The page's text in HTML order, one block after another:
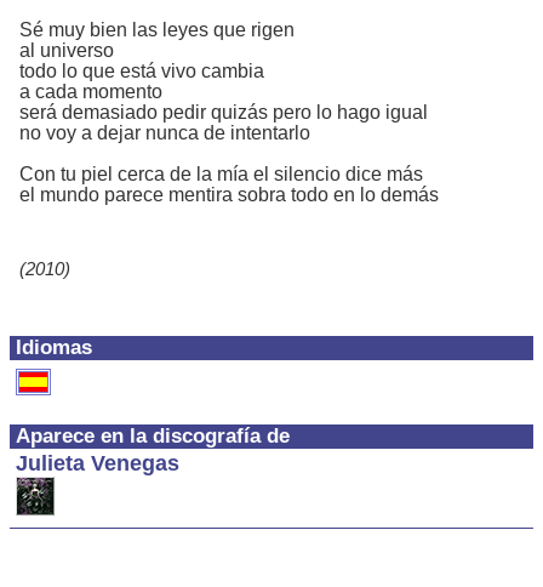
Idiomas
Aparece en la discografía de
Julieta Venegas
Sé muy bien las leyes que rigen
al universo
todo lo que está vivo cambia
a cada momento
será demasiado pedir quizás pero lo hago igual
no voy a dejar nunca de intentarlo
Con tu piel cerca de la mía el silencio dice más
el mundo parece mentira sobra todo en lo demás
(2010)